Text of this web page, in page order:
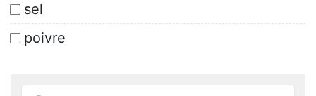
sel
poivre